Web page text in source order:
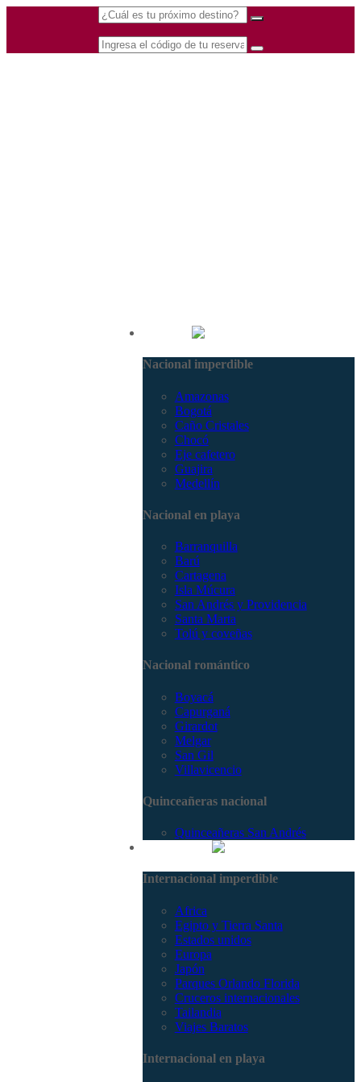
Nacional imperdible
Amazonas
Bogotá
Caño Cristales
Chocó
Eje cafetero
Guajira
Medellín
Nacional en playa
Barranquilla
Barú
Cartagena
Isla Múcura
San Andrés y Providencia
Santa Marta
Tolú y coveñas
Nacional romántico
Boyacá
Capurganá
Girardot
Melgar
San Gil
Villavicencio
Quinceañeras nacional
Quinceañeras San Andrés
Internacional imperdible
Africa
Egipto y Tierra Santa
Estados unidos
Europa
Japón
Parques Orlando Florida
Cruceros internacionales
Tailandia
Viajes Baratos
Internacional en playa